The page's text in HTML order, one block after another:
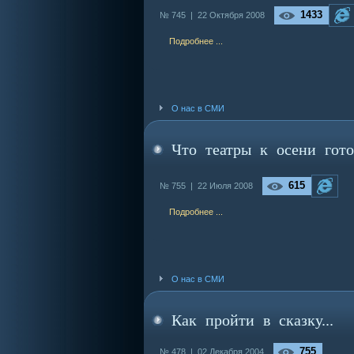
№ 745 | 22 Октября 2008 1433
Подробнее ...
О нас в СМИ
Что театры к осени
№ 755 | 22 Июля 2008 615
Подробнее ...
О нас в СМИ
Как пройти в сказку...
№ 478 | 02 Декабря 2004 755